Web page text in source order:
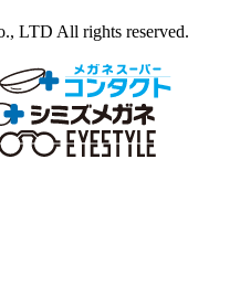
LTD All rights reserved.